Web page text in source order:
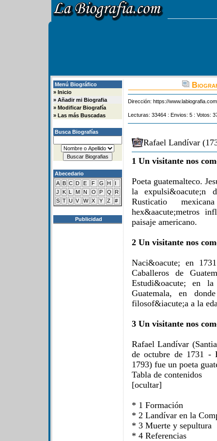
Menú Biográfico
» Inicio
» Añadir mi Biografia
» Modificar Biografía
» Las más Buscadas
Busca Biografías
Abecedario
A B C D E F G H
I
J
K L M N O P Q
R
S T U V W X Y Z #
Publicidad
Dirección: https://
Lecturas: 33464 : Envios: 5 : Votos:
Rafael Landívar
1 Un visitante nos
Poeta guatemalteco.
la
Rusticatio
hex&aacute;metros
paisaje americano.
2 Un visitante nos
Naci&oacute; en
Caballeros de
Estudi&oacute; en
Guatemala, en
filosof&iacute;a a la
3 Un visitante nos
Rafael Landívar
de octubre de 1731 -
1793) fue un poeta
Tabla de contenidos
[ocultar]
* 1 Formación
* 2 Landívar en la
* 3 Muerte y sepultura
* 4 Referencias